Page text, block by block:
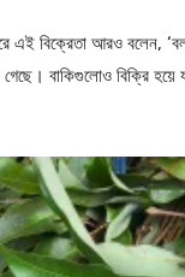
এই বিক্রেতা আরও বলেন,
বাকিগুলোও বিক্রি হয়ে